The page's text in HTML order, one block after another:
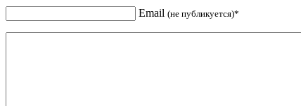
Email (не публикуется)*